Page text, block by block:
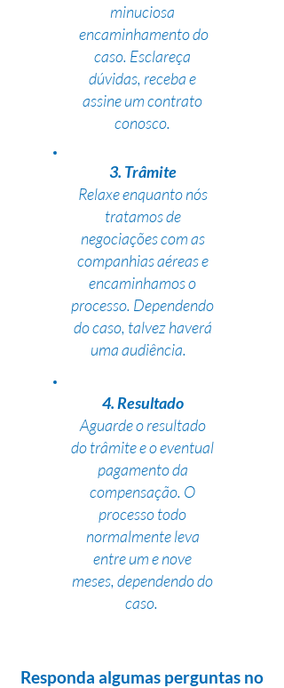
minuciosa
encaminhamento do
caso. Esclareça
dúvidas, receba e
assine um contrato
conosco.
3. Trâmite
Relaxe enquanto nós
tratamos de
negociações com as
companhias aéreas e
encaminhamos o
processo. Dependendo
do caso, talvez haverá
uma audiência.
4. Resultado
Aguarde o resultado
do trâmite e o eventual
pagamento da
compensação. O
processo todo
normalmente leva
entre um e nove
meses, dependendo do
caso.
Responda algumas perguntas no